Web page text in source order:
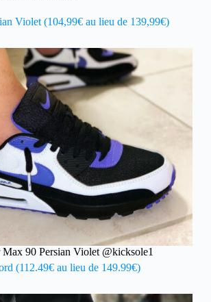
Violet (104,99€ au lieu de 139,99€)
90 Persian Violet @kicksole1
(112.49€ au lieu de 149.99€)